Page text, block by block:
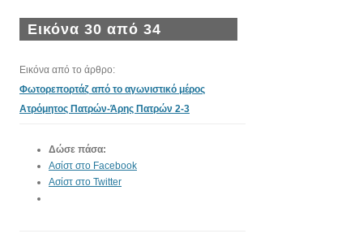
Εικόνα 30 από 34
Εικόνα από το άρθρο:
Φωτορεπορτάζ από το αγωνιστικό μέρος
Ατρόμητος Πατρών-Άρης Πατρών 2-3
Δώσε πάσα:
Ασίστ στο Facebook
Ασίστ στο Twitter